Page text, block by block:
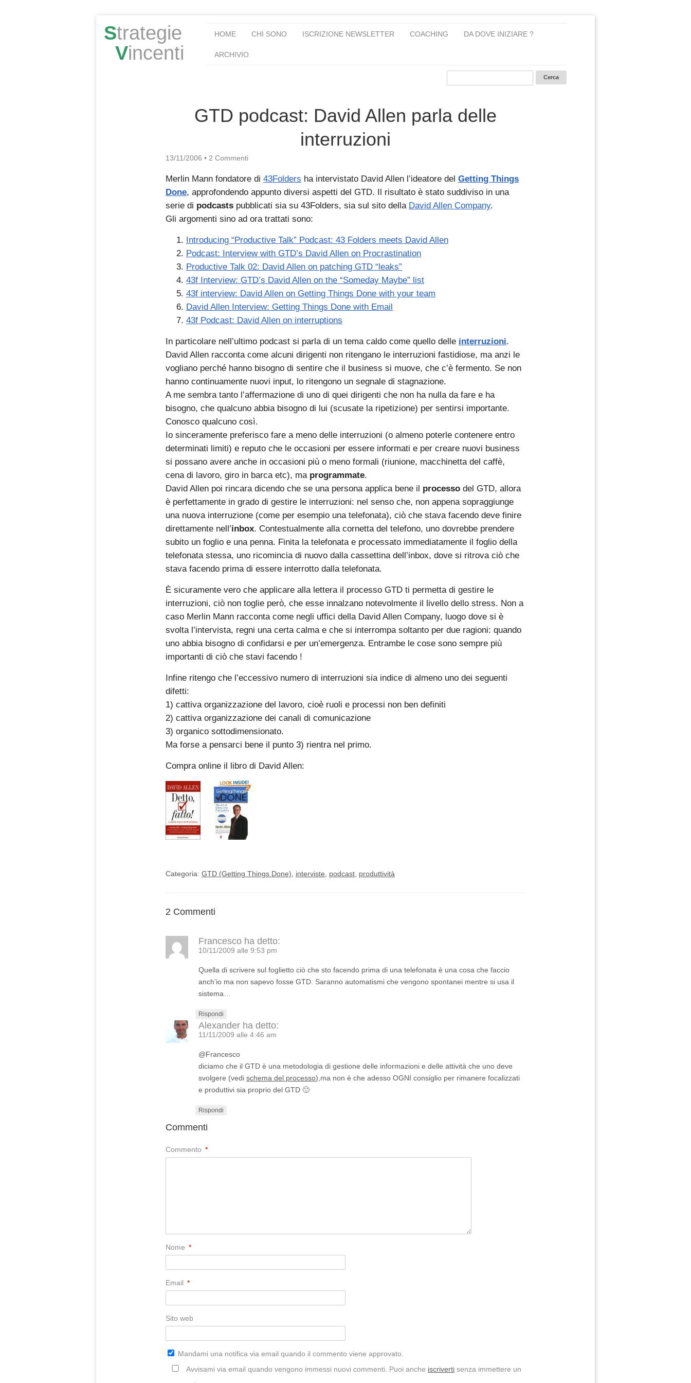
Strategie
Vincenti
HOME CHI SONO ISCRIZIONE NEWSLETTER COACHING DA DOVE INIZIARE ?
ARCHIVIO
GTD podcast: David Allen parla delle
interruzioni
13/11/2006 • 2 Commenti
Merlin Mann fondatore di 43Folders ha intervistato David Allen l’ideatore del Getting Things
Done, approfondendo appunto diversi aspetti del GTD. Il risultato è stato suddiviso in una
serie di podcasts pubblicati sia su 43Folders, sia sul sito della David Allen Company.
Gli argomenti sino ad ora trattati sono:
Introducing “Productive Talk” Podcast: 43 Folders meets David Allen
Podcast: Interview with GTD’s David Allen on Procrastination
Productive Talk 02: David Allen on patching GTD “leaks”
43f Interview: GTD’s David Allen on the “Someday Maybe” list
43f interview: David Allen on Getting Things Done with your team
David Allen Interview: Getting Things Done with Email
43f Podcast: David Allen on interruptions
In particolare nell’ultimo podcast si parla di un tema caldo come quello delle interruzioni.
David Allen racconta come alcuni dirigenti non ritengano le interruzioni fastidiose, ma anzi le
vogliano perché hanno bisogno di sentire che il business si muove, che c’è fermento. Se non
hanno continuamente nuovi input, lo ritengono un segnale di stagnazione.
A me sembra tanto l’affermazione di uno di quei dirigenti che non ha nulla da fare e ha
bisogno, che qualcuno abbia bisogno di lui (scusate la ripetizione) per sentirsi importante.
Conosco qualcuno così.
Io sinceramente preferisco fare a meno delle interruzioni (o almeno poterle contenere entro
determinati limiti) e reputo che le occasioni per essere informati e per creare nuovi business
si possano avere anche in occasioni più o meno formali (riunione, macchinetta del caffè,
cena di lavoro, giro in barca etc), ma programmate.
David Allen poi rincara dicendo che se una persona applica bene il processo del GTD, allora
è perfettamente in grado di gestire le interruzioni: nel senso che, non appena sopraggiunge
una nuova interruzione (come per esempio una telefonata), ciò che stava facendo deve finire
direttamente nell’inbox. Contestualmente alla cornetta del telefono, uno dovrebbe prendere
subito un foglio e una penna. Finita la telefonata e processato immediatamente il foglio della
telefonata stessa, uno ricomincia di nuovo dalla cassettina dell’inbox, dove si ritrova ciò che
stava facendo prima di essere interrotto dalla telefonata.
È sicuramente vero che applicare alla lettera il processo GTD ti permetta di gestire le
interruzioni, ciò non toglie però, che esse innalzano notevolmente il livello dello stress. Non a
caso Merlin Mann racconta come negli uffici della David Allen Company, luogo dove si è
svolta l’intervista, regni una certa calma e che si interrompa soltanto per due ragioni: quando
uno abbia bisogno di confidarsi e per un’emergenza. Entrambe le cose sono sempre più
importanti di ciò che stavi facendo !
Infine ritengo che l’eccessivo numero di interruzioni sia indice di almeno uno dei seguenti
difetti:
1) cattiva organizzazione del lavoro, cioè ruoli e processi non ben definiti
2) cattiva organizzazione dei canali di comunicazione
3) organico sottodimensionato.
Ma forse a pensarci bene il punto 3) rientra nel primo.
Compra online il libro di David Allen:
Categoria: GTD (Getting Things Done) interviste podcast produttività
2 Commenti
Francesco ha detto:
10/11/2009 alle 9:53 pm
Quella di scrivere sul foglietto ciò che sto facendo prima di una telefonata è una cosa che faccio
anch’io ma non sapevo fosse GTD. Saranno automatismi che vengono spontanei mentre si usa il
sistema…
Rispondi
Alexander ha detto:
11/11/2009 alle 4:46 am
@Francesco
diciamo che il GTD è una metodologia di gestione delle informazioni e delle attività che uno deve
svolgere (vedi schema del processo),ma non è che adesso OGNI consiglio per rimanere focalizzati
e produttivi sia proprio del GTD 🙂
Rispondi
Commenti
Commento *
Nome *
Email *
Sito web
Mandami una notifica via email quando il commento viene approvato.
Avvisami via email quando vengono immessi nuovi commenti. Puoi anche iscriverti senza immettere un